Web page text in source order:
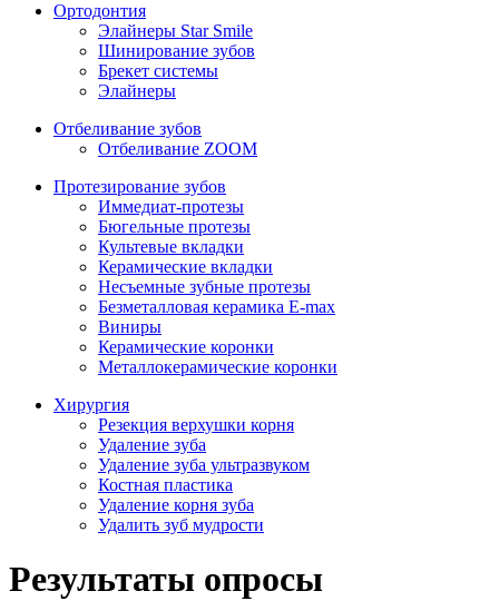
Ортодонтия
Элайнеры Star Smile
Шинирование зубов
Брекет системы
Элайнеры
Отбеливание зубов
Отбеливание ZOOM
Протезирование зубов
Иммедиат-протезы
Бюгельные протезы
Культевые вкладки
Керамические вкладки
Несъемные зубные протезы
Безметалловая керамика E-max
Виниры
Керамические коронки
Металлокерамические коронки
Хирургия
Резекция верхушки корня
Удаление зуба
Удаление зуба ультразвуком
Костная пластика
Удаление корня зуба
Удалить зуб мудрости
Результаты опросы